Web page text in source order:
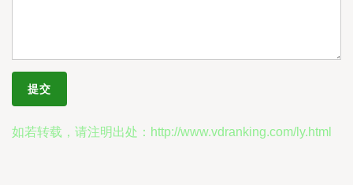
如若转载，请注明出处：http://www.vdranking.com/ly.html